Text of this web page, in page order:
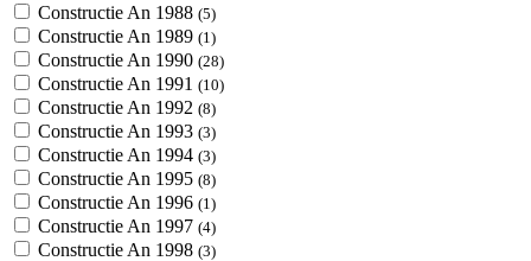
Constructie An 1988 (5)
Constructie An 1989 (1)
Constructie An 1990 (28)
Constructie An 1991 (10)
Constructie An 1992 (8)
Constructie An 1993 (3)
Constructie An 1994 (3)
Constructie An 1995 (8)
Constructie An 1996 (1)
Constructie An 1997 (4)
Constructie An 1998 (3)